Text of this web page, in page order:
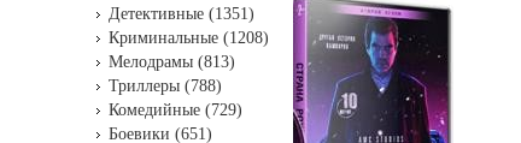
Детективные (1351)
Криминальные (1208)
Мелодрамы (813)
Триллеры (788)
Комедийные (729)
Боевики (651)